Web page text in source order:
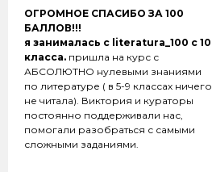
ОГРОМНОЕ СПАСИБО ЗА 100
БАЛЛОВ!!!
я занималась с literatura_100 с 10
класса. пришла на курс с
АБСОЛЮТНО нулевыми знаниями
по литературе ( в 5-9 классах ничего
не читала). Виктория и кураторы
постоянно поддерживали нас,
помогали разобраться с самыми
сложными заданиями.